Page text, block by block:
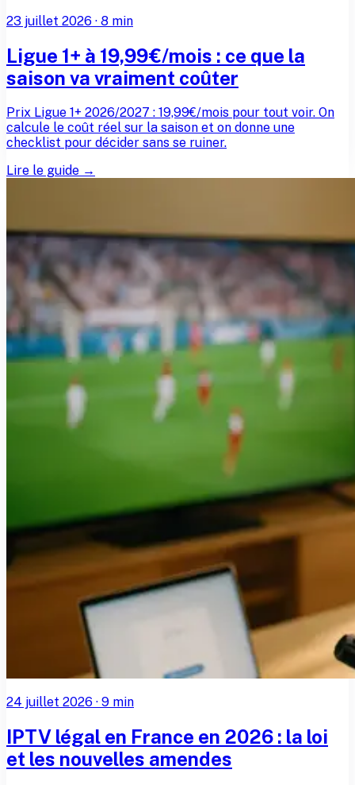
23 juillet 2026 · 8 min
Ligue 1+ à 19,99€/mois : ce que la
saison va vraiment coûter
Prix Ligue 1+ 2026/2027 : 19,99€/mois pour tout voir. On
calcule le coût réel sur la saison et on donne une
checklist pour décider sans se ruiner.
Lire le guide →
24 juillet 2026 · 9 min
IPTV légal en France en 2026 : la loi
et les nouvelles amendes